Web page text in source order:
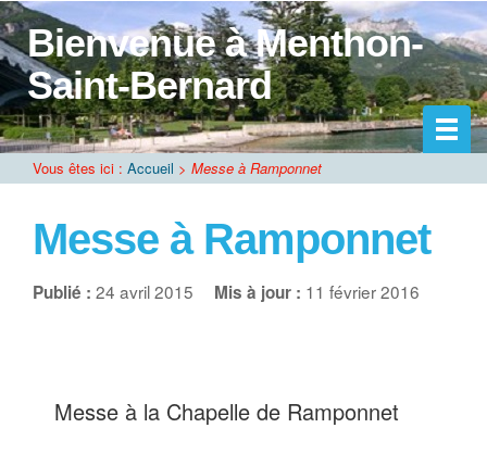
Bienvenue à Menthon-
Saint-Bernard
Vous êtes ici : Accueil > Messe à Ramponnet
Messe à Ramponnet
Publié : 24 avril 2015 Mis à jour : 11 février 2016
Messe à la Chapelle de Ramponnet